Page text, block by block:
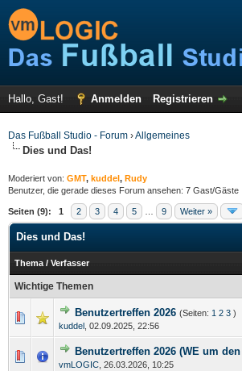
Hallo, Gast! Anmelden Registrieren
Das Fußball Studio - Forum ›Allgemeines
Dies und Das!
Moderiert von: GMT, kuddel, Rudy
Benutzer, die gerade dieses Forum ansehen: 7 Gast/Gäste
Seiten (9): 1 2 3 4 5 9 Weiter »
Dies und Das!
Thema / Verfasser
Wichtige Themen
Benutzertreffen 2026 (Seiten: 1 2 3 )
kuddel 02.09.2025, 22:56
Benutzertreffen 2026 (WE um den
vmLOGIC 26.03.2026, 10:25